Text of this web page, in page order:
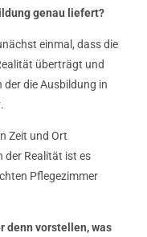
genau liefert?
einmal, dass die
überträgt und
die Ausbildung in
Zeit und Ort
der Realität ist es
Pflegezimmer
denn vorstellen, was